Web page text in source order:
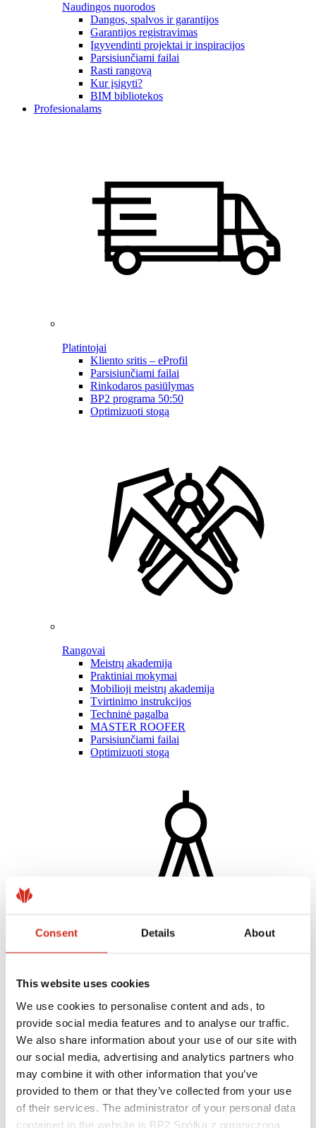
Consent Details About
This website uses cookies
We use cookies to personalise content and ads, to
provide social media features and to analyse our traffic.
We also share information about your use of our site with
our social media, advertising and analytics partners who
may combine it with other information that you’ve
provided to them or that they’ve collected from your use
of their services. The administrator of your personal data
contained in the website is BP2 Spółka z ograniczoną
Naudingos nuorodos
Dangos, spalvos ir garantijos
Garantijos registravimas
Įgyvendinti projektai ir inspiracijos
Parsisiunčiami failai
Rasti rangovą
Kur įsigyti?
BIM bibliotekos
Profesionalams
Platintojai
Kliento sritis – eProfil
Parsisiunčiami failai
Rinkodaros pasiūlymas
BP2 programa 50:50
Optimizuoti stogą
Rangovai
Meistrų akademija
Praktiniai mokymai
Mobilioji meistrų akademija
Tvirtinimo instrukcijos
Techninė pagalba
MASTER ROOFER
Parsisiunčiami failai
Optimizuoti stogą
Architektai
BIM biblioteka
3D Modeliai
BP2 įskiepis „Revit“